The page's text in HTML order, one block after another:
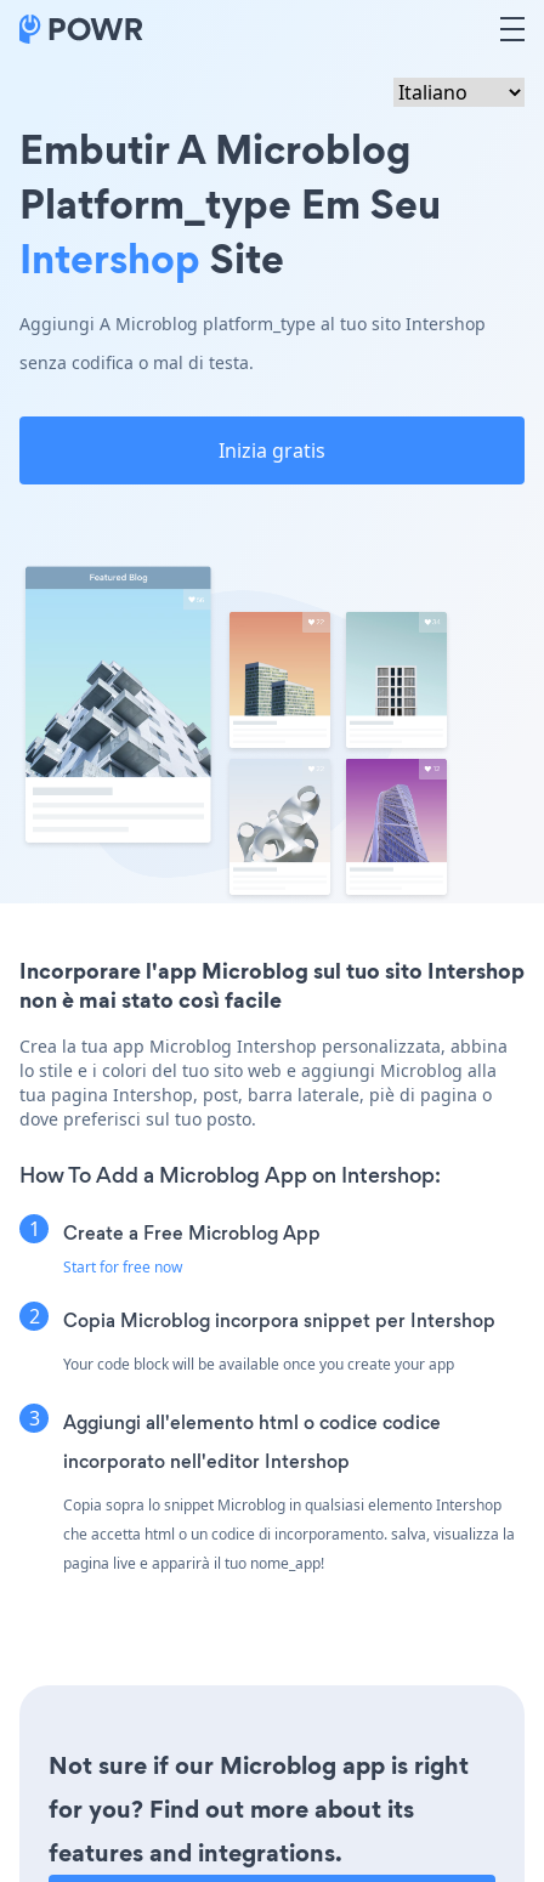
Embutir A Microblog
Platform_type Em Seu
IntershopSite
Aggiungi A Microblog platform_type al tuo sito Intershop
senza codifica o mal di testa.
Inizia gratis
Incorporare l'app Microblog sul tuo sito Intershop
non è mai stato così facile
Crea la tua app Microblog Intershop personalizzata, abbina
lo stile e i colori del tuo sito web e aggiungi Microblog alla
tua pagina Intershop, post, barra laterale, piè di pagina o
dove preferisci sul tuo posto.
How To Add a Microblog App on Intershop:
Create a Free Microblog App
Start for free now
Copia Microblog incorpora snippet per Intershop
Your code block will be available once you create your app
Aggiungi all'elemento html o codice codice
incorporato nell'editor Intershop
Copia sopra lo snippet Microblog in qualsiasi elemento Intershop
che accetta html o un codice di incorporamento. salva, visualizza la
pagina live e apparirà il tuo nome_app!
Not sure if our Microblog app is right
for you? Find out more about its
features and integrations.